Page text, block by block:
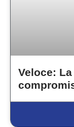
Veloce: